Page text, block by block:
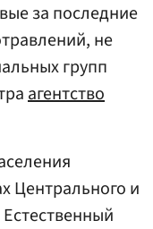
за последние
не
групп
агентство
Центрального и